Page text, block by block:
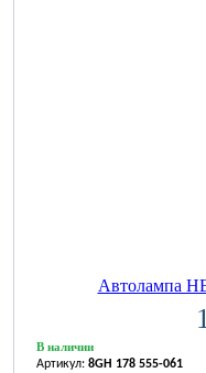
Автолампа
В наличии
Артикул: 8GH 178 555-061